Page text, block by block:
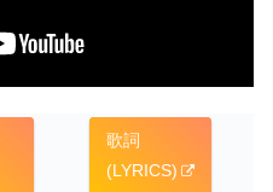
歌詞
(LYRICS)